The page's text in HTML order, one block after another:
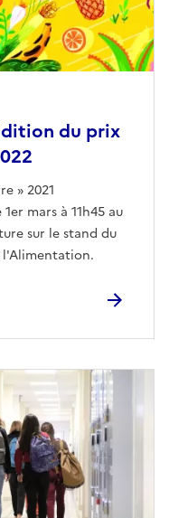
du prix
» 2021
mars à 11h45 au
sur le stand du